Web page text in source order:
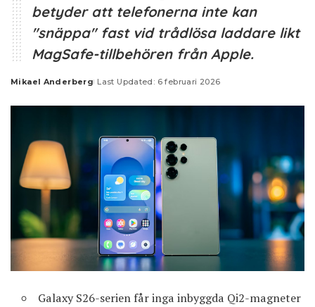
betyder att telefonerna inte kan
"snäppa" fast vid trådlösa laddare likt
MagSafe-tillbehören från Apple.
Posted
Mikael Anderberg Last Updated: 6 februari 2026
Galaxy S26-serien får inga inbyggda Qi2-magneter